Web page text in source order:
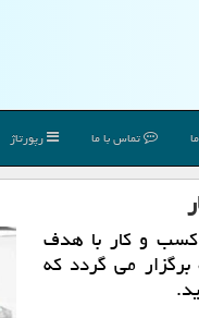
تماس با ما رپورتاژ
و كار با هدف
می گردد كه